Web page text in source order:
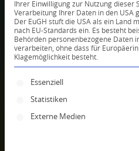
24
PUJA
ONLINE am 8.
Schließen Sie sich
auf der ganzen Welt für
Online-Puja an
Ihrer Einwilligung zur Nutzung dieser
Verarbeitung Ihrer Daten in den USA
Der EuGH stuft die USA als ein Land
nach EU-Standards ein. Es besteht
Behörden personenbezogene Daten
verarbeiten, ohne dass für
Klagemöglichkeit besteht.
Es folgt eine Liste der
Essenziell
Statistiken
Externe Medien